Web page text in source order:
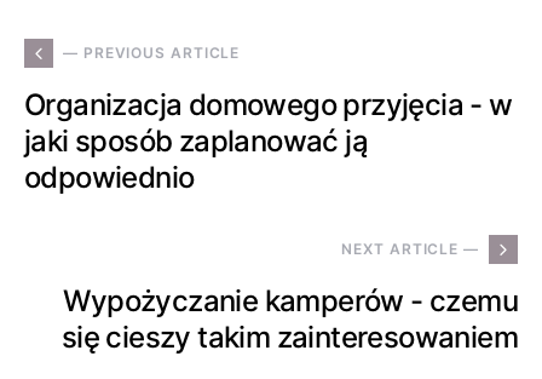
— PREVIOUS ARTICLE
Organizacja domowego przyjęcia - w
jaki sposób zaplanować ją
odpowiednio
NEXT ARTICLE —
Wypożyczanie kamperów - czemu
się cieszy takim zainteresowaniem